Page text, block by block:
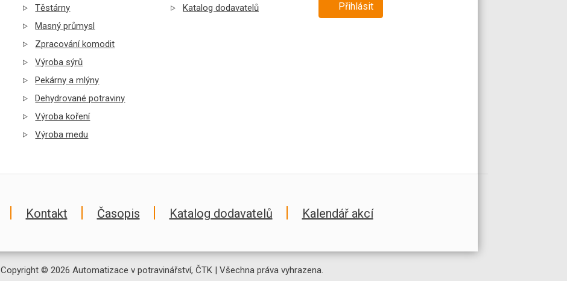
Těstárny
Masný průmysl
Zpracování komodit
Výroba sýrů
Pekárny a mlýny
Dehydrované potraviny
Výroba koření
Výroba medu
Katalog dodavatelů
Přihlásit
Kontakt Časopis Katalog dodavatelů Kalendář akcí
Copyright © 2026 Automatizace v potravinářství, ČTK | Všechna práva vyhrazena.